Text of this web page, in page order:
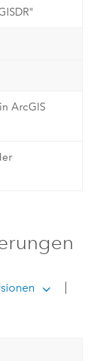
ArcGIS